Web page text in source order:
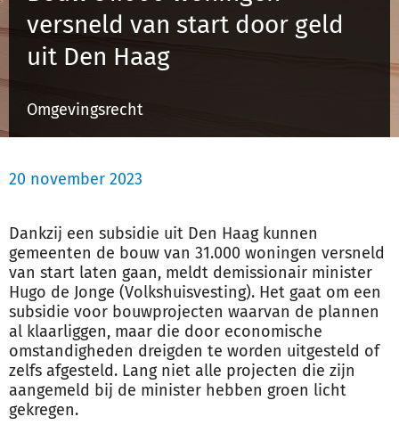
versneld van start door geld
uit Den Haag
Omgevingsrecht
20 november 2023
Dankzij een subsidie uit Den Haag kunnen
gemeenten de bouw van 31.000 woningen versneld
van start laten gaan, meldt demissionair minister
Hugo de Jonge (Volkshuisvesting). Het gaat om een
subsidie voor bouwprojecten waarvan de plannen
al klaarliggen, maar die door economische
omstandigheden dreigden te worden uitgesteld of
zelfs afgesteld. Lang niet alle projecten die zijn
aangemeld bij de minister hebben groen licht
gekregen.